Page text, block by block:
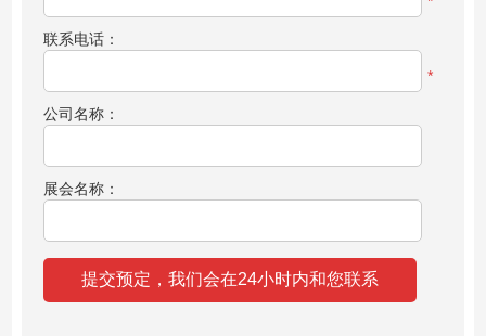
联系电话：
*
公司名称：
展会名称：